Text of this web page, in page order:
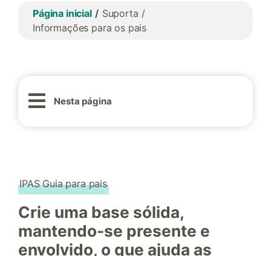
Página inicial
Suporta
Informações para os pais
Nesta página
IPAS Guia para pais
Crie uma base sólida,
mantendo-se presente e
envolvido, o que ajuda as